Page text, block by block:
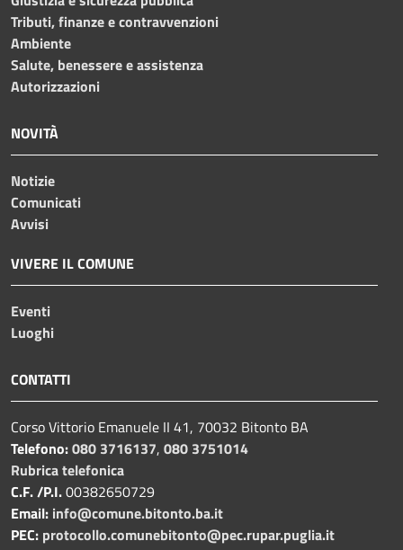
Tributi, finanze e contravvenzioni
Ambiente
Salute, benessere e assistenza
Autorizzazioni
NOVITÀ
Notizie
Comunicati
Avvisi
VIVERE IL COMUNE
Eventi
Luoghi
CONTATTI
Corso Vittorio Emanuele II 41, 70032 Bitonto BA
Telefono:080 3716137, 080 3751014
Rubrica telefonica
C.F. /P.I.00382650729
Email: info@comune.bitonto.ba.it
PEC: protocollo.comunebitonto@pec.rupar.puglia.it